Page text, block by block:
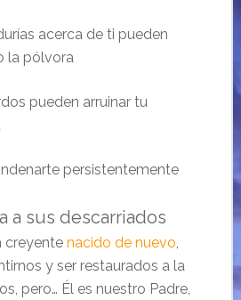
acerca de ti pueden
la pólvora
pueden arruinar tu
persistentemente
a sus descarriados
creyente nacido de nuevo,
y ser restaurados a la
pero… Él es nuestro Padre,